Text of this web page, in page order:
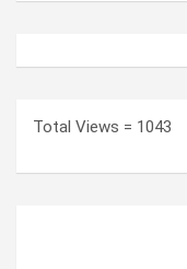
Total Views = 1043